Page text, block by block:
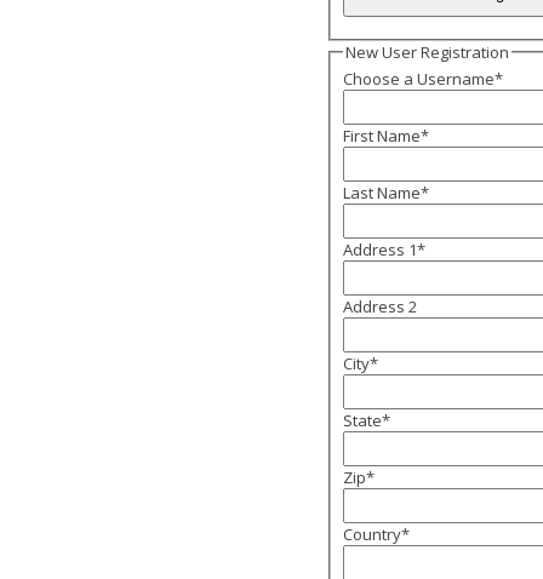
New User Registration
Choose a Username*
First Name*
Last Name*
Address 1*
Address 2
City*
State*
Zip*
Country*